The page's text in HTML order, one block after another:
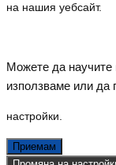
на нашия уебсайт.
Можете да научите
използваме или да
настройки.
Приемам